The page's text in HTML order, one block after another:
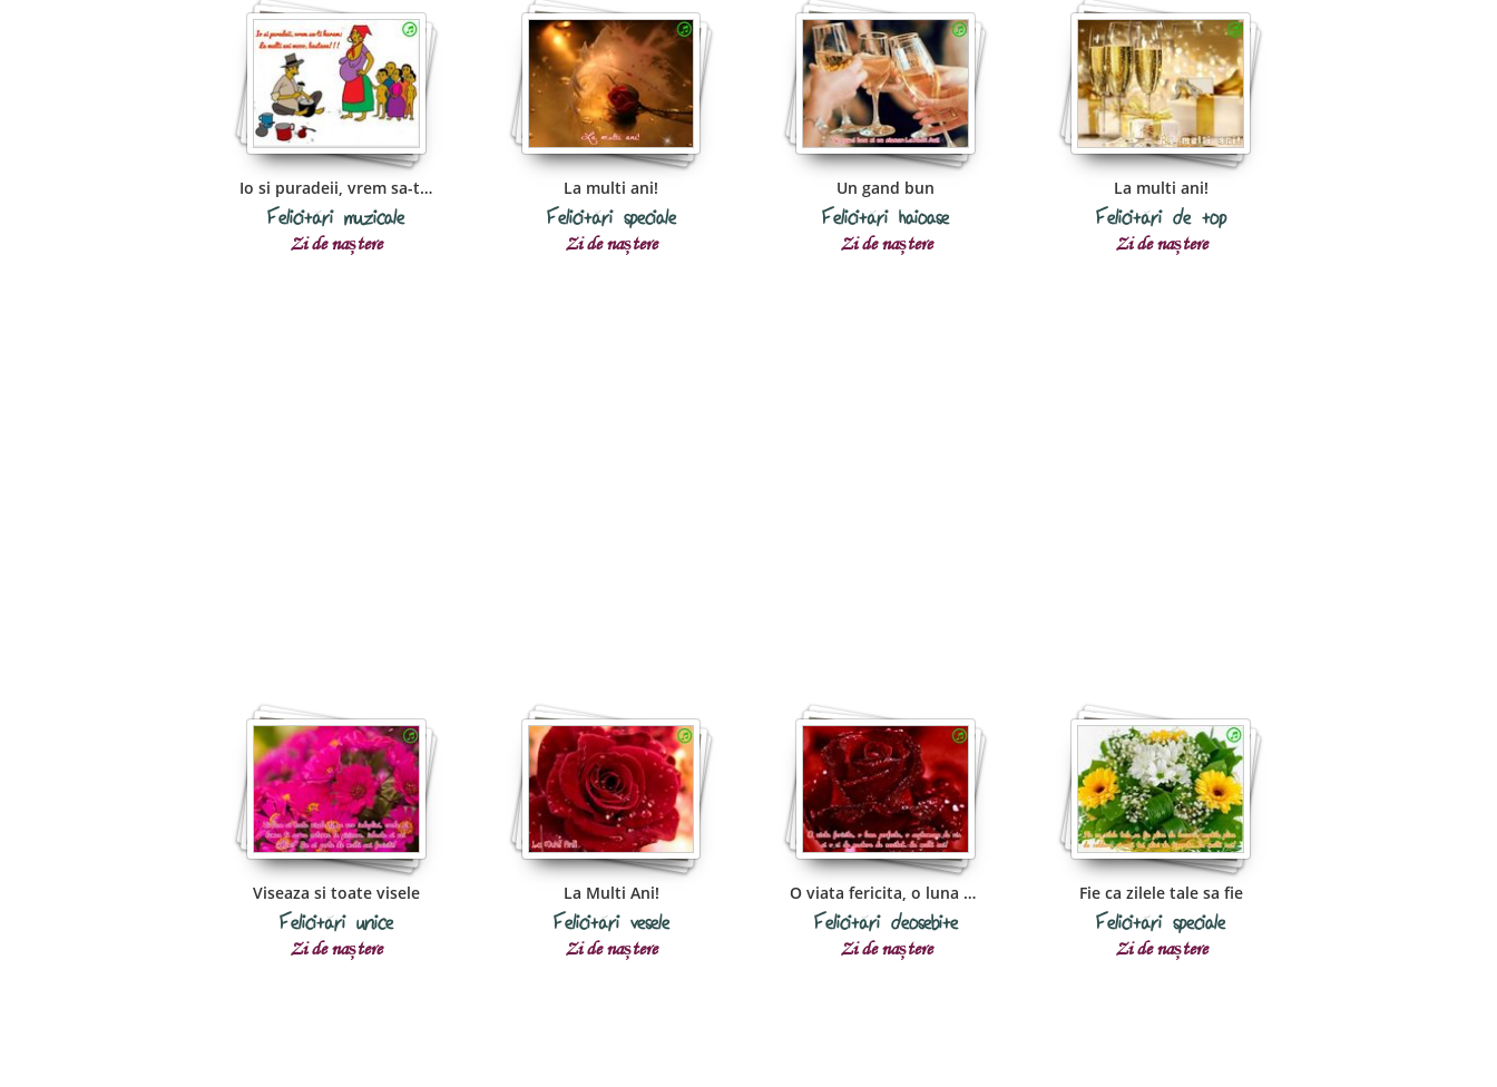
Io si puradeii, vrem sa-ti huram
Felicitări muzicale
Zi de naștere
La multi ani!
Felicitări speciale
Zi de naștere
Un gand bun
Felicitări haioase
Zi de naștere
La multi ani!
Felicitări de top
Zi de naștere
Viseaza si toate visele
Felicitări unice
Zi de naștere
La Multi Ani!
Felicitări vesele
Zi de naștere
O viata fericita, o luna perfecta
Felicitări deosebite
Zi de naștere
Fie ca zilele tale sa fie
Felicitări speciale
Zi de naștere